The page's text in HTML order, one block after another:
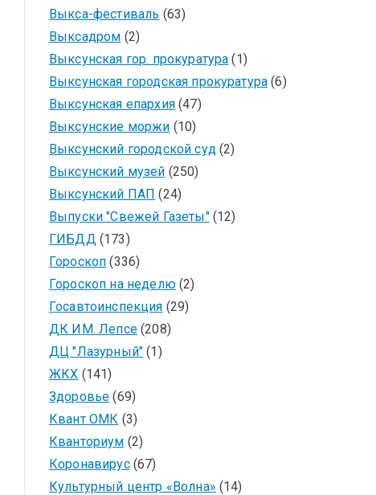
Выкса-фестиваль (63)
Выксадром (2)
Выксунская гор. прокуратура (1)
Выксунская городская прокуратура (6)
Выксунская епархия(47)
Выксунские моржи (10)
Выксунский городской суд(2)
Выксунский музей (250)
Выксунский ПАП (24)
Выпуски "Свежей Газеты"(12)
ГИБДД(173)
Гороскоп (336)
Гороскоп на неделю(2)
Госавтоинспекция (29)
ДК ИМ. Лепсе(208)
ДЦ "Лазурный" (1)
ЖКХ (141)
Здоровье (69)
Квант ОМК (3)
Кванториум (2)
Коронавирус(67)
Культурный центр «Волна» (14)